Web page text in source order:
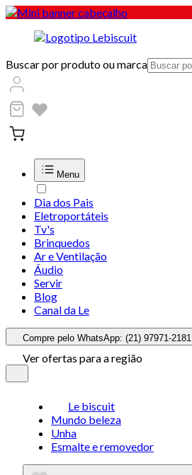
Buscar por produto ou marca
Menu
Dia dos Pais
Eletroportáteis
Tv's
Brinquedos
Ar e Ventilação
Áudio
Servir
Blog
Canal da Le
Compre pelo WhatsApp: (21) 97971-2181
Ver ofertas para a região
Le biscuit
Mundo beleza
Unha
Esmalte e removedor